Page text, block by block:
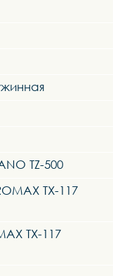
TZ-500
TX-117
TX-117